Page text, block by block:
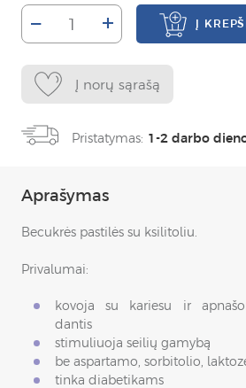
– + Į
Į norų sąrašą
Pristatymas: 1-2 darbo
Aprašymas
Becukrės pastilės su ksilitoliu.
Privalumai:
kovoja su kariesu ir
dantis
stimuliuoja seilių gamybą
be aspartamo, sorbitolio,
tinka diabetikams